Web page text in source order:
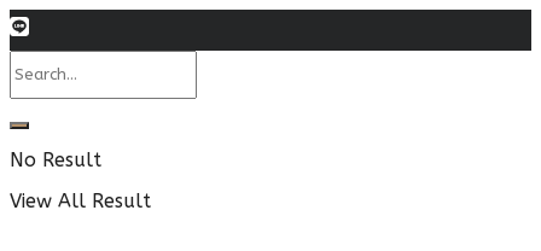
No Result
View All Result